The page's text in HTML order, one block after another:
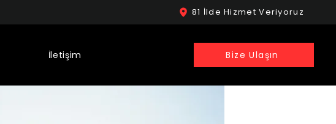
81 İlde Hizmet Veriyoruz
İletişim Bize Ulaşın